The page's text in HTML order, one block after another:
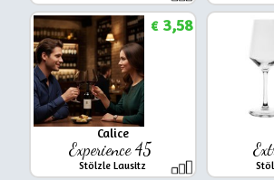
Calice
Experience 45
Stölzle Lausitz
€3,58